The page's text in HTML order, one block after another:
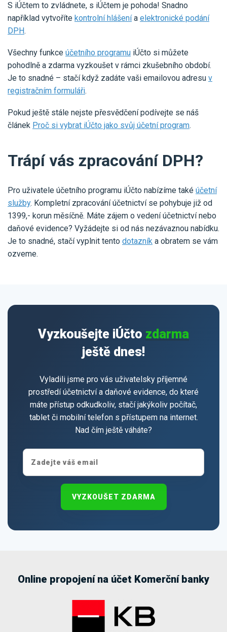
S iÚčtem to zvládnete, s iÚčtem je pohoda! Snadno
například vytvoříte kontrolní hlášenía elektronické podání
DPH.
Všechny funkce účetního programu iÚčto si můžete
pohodlně a zdarma vyzkoušet v rámci zkušebního období.
Je to snadné – stačí když zadáte vaši emailovou adresu v
registračním formuláři.
Pokud ještě stále nejste přesvědčení podívejte se náš
článek Proč si vybrat iÚčto jako svůj účetní program.
Trápí vás zpracování DPH?
Pro uživatele účetního programu iÚčto nabízíme také účetní
služby. Kompletní zpracování účetnictví se pohybuje již od
1399,- korun měsíčně. Máte zájem o vedení účetnictví nebo
daňové evidence? Vyžádejte si od nás nezávaznou nabídku.
Je to snadné, stačí vyplnit tento dotazník a obratem se vám
ozveme.
Vyzkoušejte iÚčto zdarma
ještě dnes!
Vyladili jsme pro vás uživatelsky příjemné
prostředí účetnictví a daňové evidence, do které
máte přístup odkudkoliv, stačí jakýkoliv počítač,
tablet či mobilní telefon s přístupem na internet.
Nad čím ještě váháte?
VYZKOUŠET ZDARMA
Online propojení na účet Komerční banky